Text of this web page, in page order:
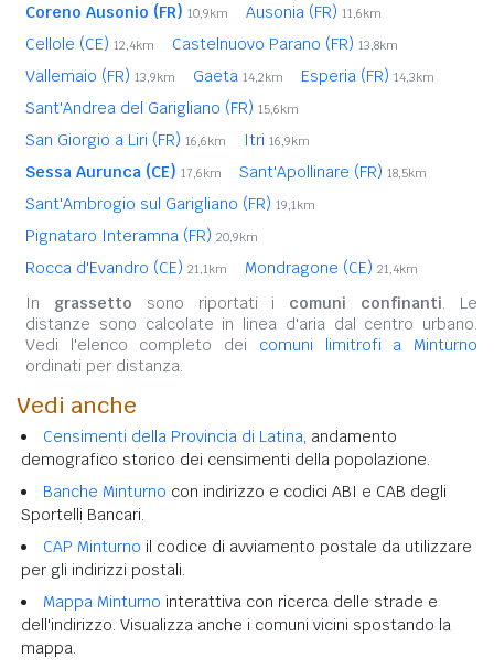
Coreno Ausonio (FR) 10,9km Ausonia (FR) 11,6km
Cellole (CE) 12,4km Castelnuovo Parano (FR) 13,8km
Vallemaio (FR) 13,9km Gaeta 14,2km Esperia (FR) 14,3km
Sant'Andrea del Garigliano (FR) 15,6km
San Giorgio a Liri (FR) 16,6km Itri 16,9km
Sessa Aurunca (CE) 17,6km Sant'Apollinare (FR) 18,5km
Sant'Ambrogio sul Garigliano (FR) 19,1km
Pignataro Interamna (FR) 20,9km
Rocca d'Evandro (CE) 21,1km Mondragone (CE) 21,4km
In grassetto sono riportati i comuni confinanti. Le
distanze sono calcolate in linea d'aria dal centro urbano.
Vedi l'elenco completo dei comuni limitrofi a Minturno
ordinati per distanza.
Vedi anche
Censimenti della Provincia di Latina, andamento
demografico storico dei censimenti della popolazione.
Banche Minturno con indirizzo e codici ABI e CAB degli
Sportelli Bancari.
CAP Minturno il codice di avviamento postale da utilizzare
per gli indirizzi postali.
Mappa Minturno interattiva con ricerca delle strade e
dell'indirizzo. Visualizza anche i comuni vicini spostando la
mappa.